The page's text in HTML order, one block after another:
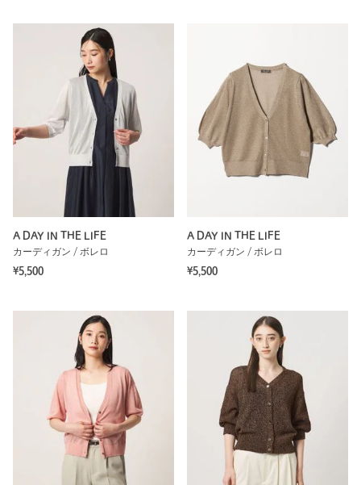
A DAY IN THE LIFE
カーディガン / ボレロ
¥5,500
A DAY IN THE LIFE
カーディガン / ボレロ
¥5,500